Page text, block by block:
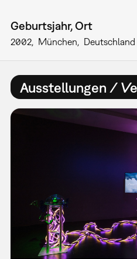
Geburtsjahr, Ort
2002 München Deutschland
Ausstellungen /